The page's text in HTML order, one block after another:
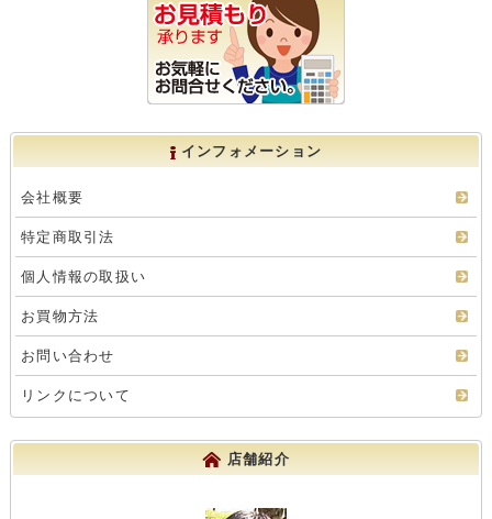
インフォメーション
会社概要
特定商取引法
個人情報の取扱い
お買物方法
お問い合わせ
リンクについて
店舗紹介